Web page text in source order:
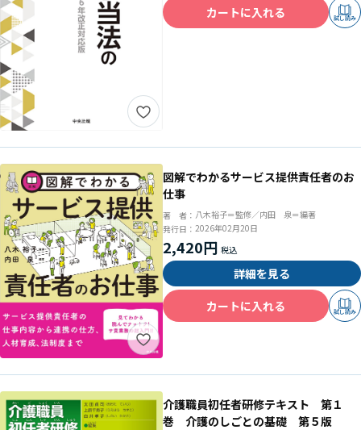
カートに入れる
試し読み
図解でわかるサービス提供責任者のお
仕事
著 者： 八木裕子＝監修／内田 泉＝編著
発行日： 2026年02月20日
2,420円
詳細を見る
カートに入れる
試し読み
介護職員初任者研修テキスト 第１
巻 介護のしごとの基礎 第５版